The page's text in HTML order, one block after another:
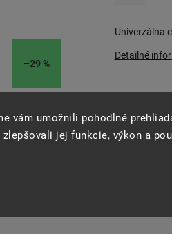
vám umožnili pohodlné
jej funkcie, výkon a
–29 %
Univerzálna
Detailné